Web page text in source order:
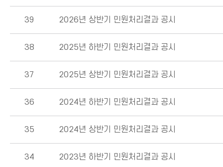
39 2026년 상반기 민원처리결과 공시
38 2025년 하반기 민원처리결과 공시
37 2025년 상반기 민원처리결과 공시
36 2024년 하반기 민원처리결과 공시
35 2024년 상반기 민원처리결과 공시
34 2023년 하반기 민원처리결과 공시